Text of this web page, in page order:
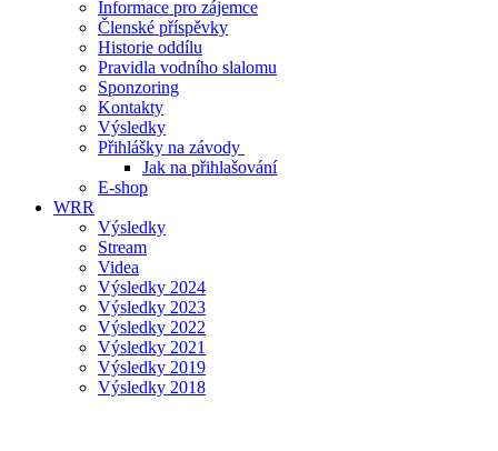
Informace pro zájemce
Členské příspěvky
Historie oddílu
Pravidla vodního slalomu
Sponzoring
Kontakty
Výsledky
Přihlášky na závody
Jak na přihlašování
E-shop
WRR
Výsledky
Stream
Videa
Výsledky 2024
Výsledky 2023
Výsledky 2022
Výsledky 2021
Výsledky 2019
Výsledky 2018